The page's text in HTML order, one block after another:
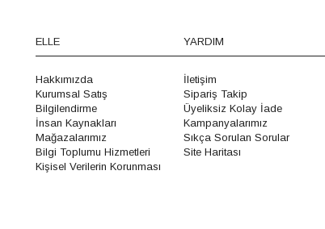
ELLE
Hakkımızda
Kurumsal Satış
Bilgilendirme
İnsan Kaynakları
Mağazalarımız
Bilgi Toplumu Hizmetleri
Kişisel Verilerin Korunması
YARDIM
İletişim
Sipariş Takip
Üyeliksiz Kolay İade
Kampanyalarımız
Sıkça Sorulan Sorular
Site Haritası